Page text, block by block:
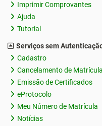
Imprimir Comprovantes
Ajuda
Tutorial
Serviços sem
Cadastro
Cancelamento de Matrícula
Emissão de Certificados
eProtocolo
Meu Número de Matrícula
Notícias